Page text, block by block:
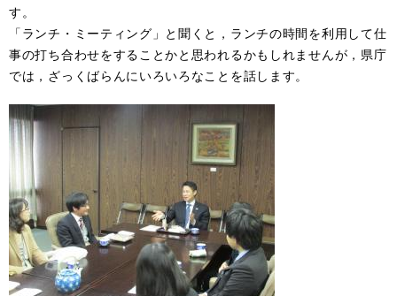
す。
「ランチ・ミーティング」と聞くと，ランチの時間を利用して仕
事の打ち合わせをすることかと思われるかもしれませんが，県庁
では，ざっくばらんにいろいろなことを話します。